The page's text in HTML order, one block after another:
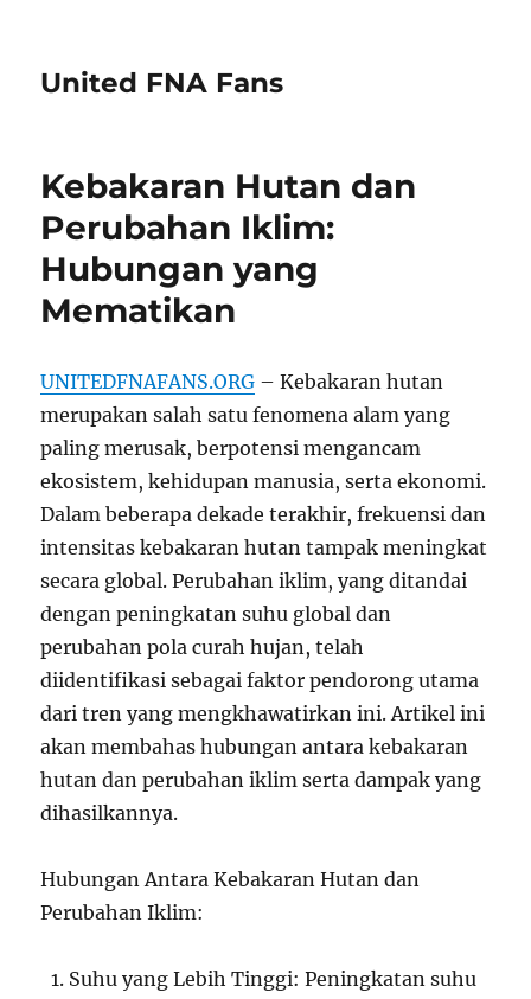
United FNA Fans
Kebakaran Hutan dan
Perubahan Iklim:
Hubungan yang
Mematikan
UNITEDFNAFANS.ORG – Kebakaran hutan
merupakan salah satu fenomena alam yang
paling merusak, berpotensi mengancam
ekosistem, kehidupan manusia, serta ekonomi.
Dalam beberapa dekade terakhir, frekuensi dan
intensitas kebakaran hutan tampak meningkat
secara global. Perubahan iklim, yang ditandai
dengan peningkatan suhu global dan
perubahan pola curah hujan, telah
diidentifikasi sebagai faktor pendorong utama
dari tren yang mengkhawatirkan ini. Artikel ini
akan membahas hubungan antara kebakaran
hutan dan perubahan iklim serta dampak yang
dihasilkannya.
Hubungan Antara Kebakaran Hutan dan
Perubahan Iklim:
Suhu yang Lebih Tinggi: Peningkatan suhu